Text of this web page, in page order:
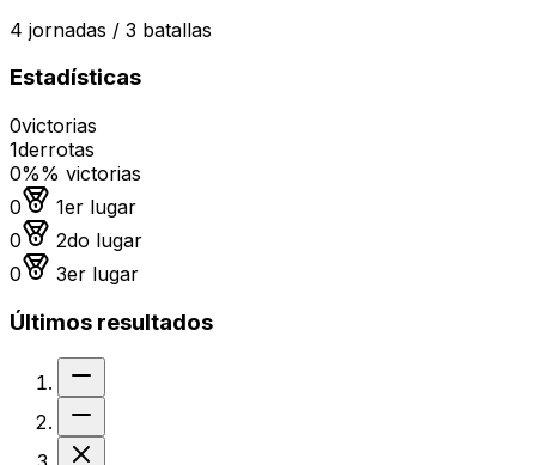
4 jornadas / 3 batallas
Estadísticas
0victorias
1derrotas
0%% victorias
0
Medalla de oro
1er lugar
0
Medalla de plata
2do lugar
0
Medalla de bronce
3er lugar
Últimos resultados